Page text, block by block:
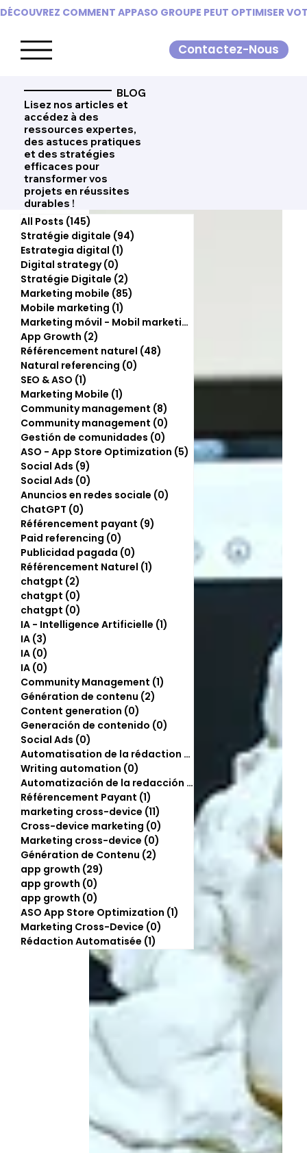
Contactez-Nous
DÉCOUVREZ COMMENT APPASO GROUPE PEUT OPTIMISER
BLOG
Lisez nos articles et
accédez à des
ressources expertes,
des astuces pratiques
et des stratégies
efficaces pour
transformer vos
projets en réussites
durables !
All Posts (145)
Stratégie digitale (94)
Estrategia digital (1)
Digital strategy(0)
Stratégie Digitale (2)
Marketing mobile (85)
Mobile marketing (1)
Marketing móvil - Mobil marketing
App Growth (2)
Référencement naturel (48)
Natural referencing (0)
SEO & ASO (1)
Marketing Mobile (1)
Community management (8)
Community management (0)
Gestión de comunidades (0)
0 post
ASO - App Store Optimization (5) 5 posts
Social Ads (9)
Social Ads (0)
Anuncios en redes sociale (0)
ChatGPT (0)
Référencement payant (9)
Paid referencing (0)
Publicidad pagada (0)
Référencement Naturel (1)
chatgpt (2)
chatgpt (0)
chatgpt (0)
IA - Intelligence Artificielle (1)
IA (3)
IA (0)
IA (0)
Community Management (1)
Génération de contenu (2)
Content generation (0)
Generación de contenido (0)
Social Ads (0)
Automatisation de la rédaction (2)
2 posts
Writing automation (0)
Automatización de la redacción (0)
0 post
Référencement Payant (1)
marketing cross-device (11)
11 posts
Cross-device marketing (0)
0 post
Marketing cross-device (0)
Génération de Contenu (2)
2 posts
app growth (29)
app growth (0)
app growth (0)
ASO App Store Optimization (1)
Marketing Cross-Device (0)
Rédaction Automatisée (1)